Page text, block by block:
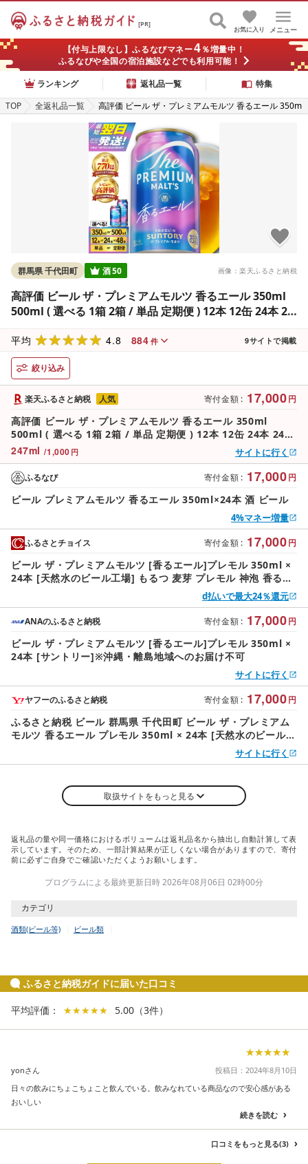
[PR]
メニュー
お気に入り
【付与上限なし】ふるなびマネー4％増量中！
ふるなびや全国の宿泊施設などでも利用可能！
ランキング
返礼品一覧
特集
TOP
全返礼品一覧
高評価 ビール ザ・プレミアムモルツ 香るエール 350m
l 500ml ( 選べる 1箱 2箱 / 単品 定期便 ) 12本 12缶 24
本 24缶 48本 48缶 プレモル 缶ビール 生ビール サント
リー お酒 酒 アルコール ギフト 贈答 人気 お取り寄せ
送料無料 群馬県 千代田町
画像：楽天ふるさと納税
群馬県 千代田町 酒50
高評価 ビール ザ・プレミアムモルツ 香るエール 350ml
500ml ( 選べる 1箱 2箱 / 単品 定期便 ) 12本 12缶 24本 24
酒 アルコール ギフト 贈答 人気 お取り寄せ 送料無料 群馬
県 千代田町
平均 4.8 884 件 9サイトで掲載
絞り込み
寄付金額 : 17,000円
247ml /1,000 円
楽天ふるさと納税
高評価 ビール ザ・プレミアムモルツ 香るエール 350ml
500ml ( 選べる 1箱 2箱 / 単品 定期便 ) 12本 12缶 24本 24缶
48本 48缶 プレモル 缶ビール 生ビール サントリー お酒 酒 ア
ルコール ギフト 贈答 人気 お取り寄せ 送料無料 群馬県 千代田
町
人気
サイトに行く
寄付金額 : 17,000円
ふるなび
ビール プレミアムモルツ 香るエール 350ml×24本 酒 ビール
4%マネー増量
寄付金額 : 17,000円
ふるさとチョイス
ビール ザ・プレミアムモルツ [香るエール]プレモル 350ml ×
24本 [天然水のビール工場] もるつ 麦芽 プレモル 神泡 香るエ
ール サントリー さんとりー ビール びーる beer bi-ru 酒
sake 限定 天然水 ナチュラル Suntory 生ビール クラフト 麦
酒 人気 おすすめ 家飲み 晩酌 バーベキュー キャンプ ソロキャ
ン アウトドア ※沖縄・離島地域へのお届け不可
d払いで最大24％還元
寄付金額 : 17,000円
ANAのふるさと納税
ビール ザ・プレミアムモルツ [香るエール]プレモル 350ml ×
24本 [サントリー]※沖縄・離島地域へのお届け不可
サイトに行く
寄付金額 : 17,000円
ヤフーのふるさと納税
ふるさと納税 ビール 群馬県 千代田町 ビール ザ・プレミアム
モルツ 香るエール プレモル 350ml × 24本 [天然水のビール工
サイトに行く
取扱サイトをもっと見る
返礼品の量や同一価格におけるボリュームは返礼品名から抽出し自動計算して表
示しています。そのため、一部計算結果が正しくない場合がありますので、寄付
前に必ずご自身でご確認いただくようお願いします。
プログラムによる最終更新日時 2026年08月06日 02時00分
カテゴリ
酒類(ビール等) ビール類
ふるさと納税ガイドに届いた口コミ
平均評価： ★★★★★
★★★★★ 5.00 （3件）
★★★★★
★★★★★
yonさん
投稿日：2024年8月10日
日々の飲みにちょこちょこと飲んでいる。飲みなれている商品なので安心感がある
おいしい
続きを読む
口コミをもっと見る(3)